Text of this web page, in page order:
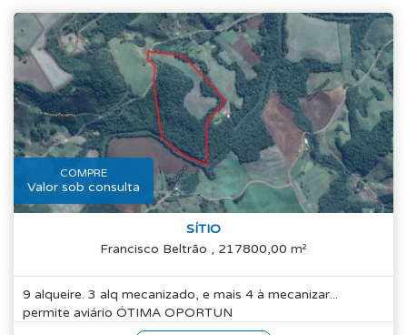
COMPRE
Valor sob consulta
SÍTIO
Francisco Beltrão , 217800,00 m²
9 alqueire. 3 alq mecanizado, e mais 4 à mecanizar...
permite aviário ÓTIMA OPORTUN